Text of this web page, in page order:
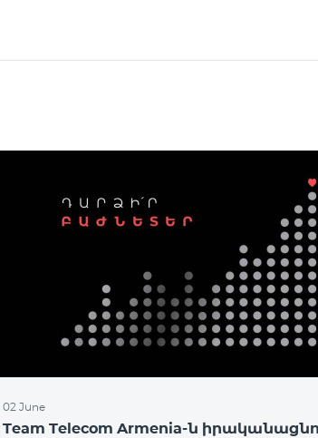
02 June
Team Telecom Armenia-ն